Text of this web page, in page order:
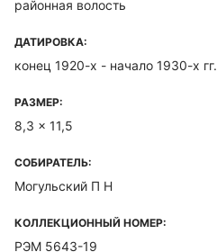
районная волость
ДАТИРОВКА:
конец 1920-х - начало 1930-х гг.
РАЗМЕР:
8,3 x 11,5
СОБИРАТЕЛЬ:
Могульский П Н
КОЛЛЕКЦИОННЫЙ НОМЕР:
РЭМ 5643-19